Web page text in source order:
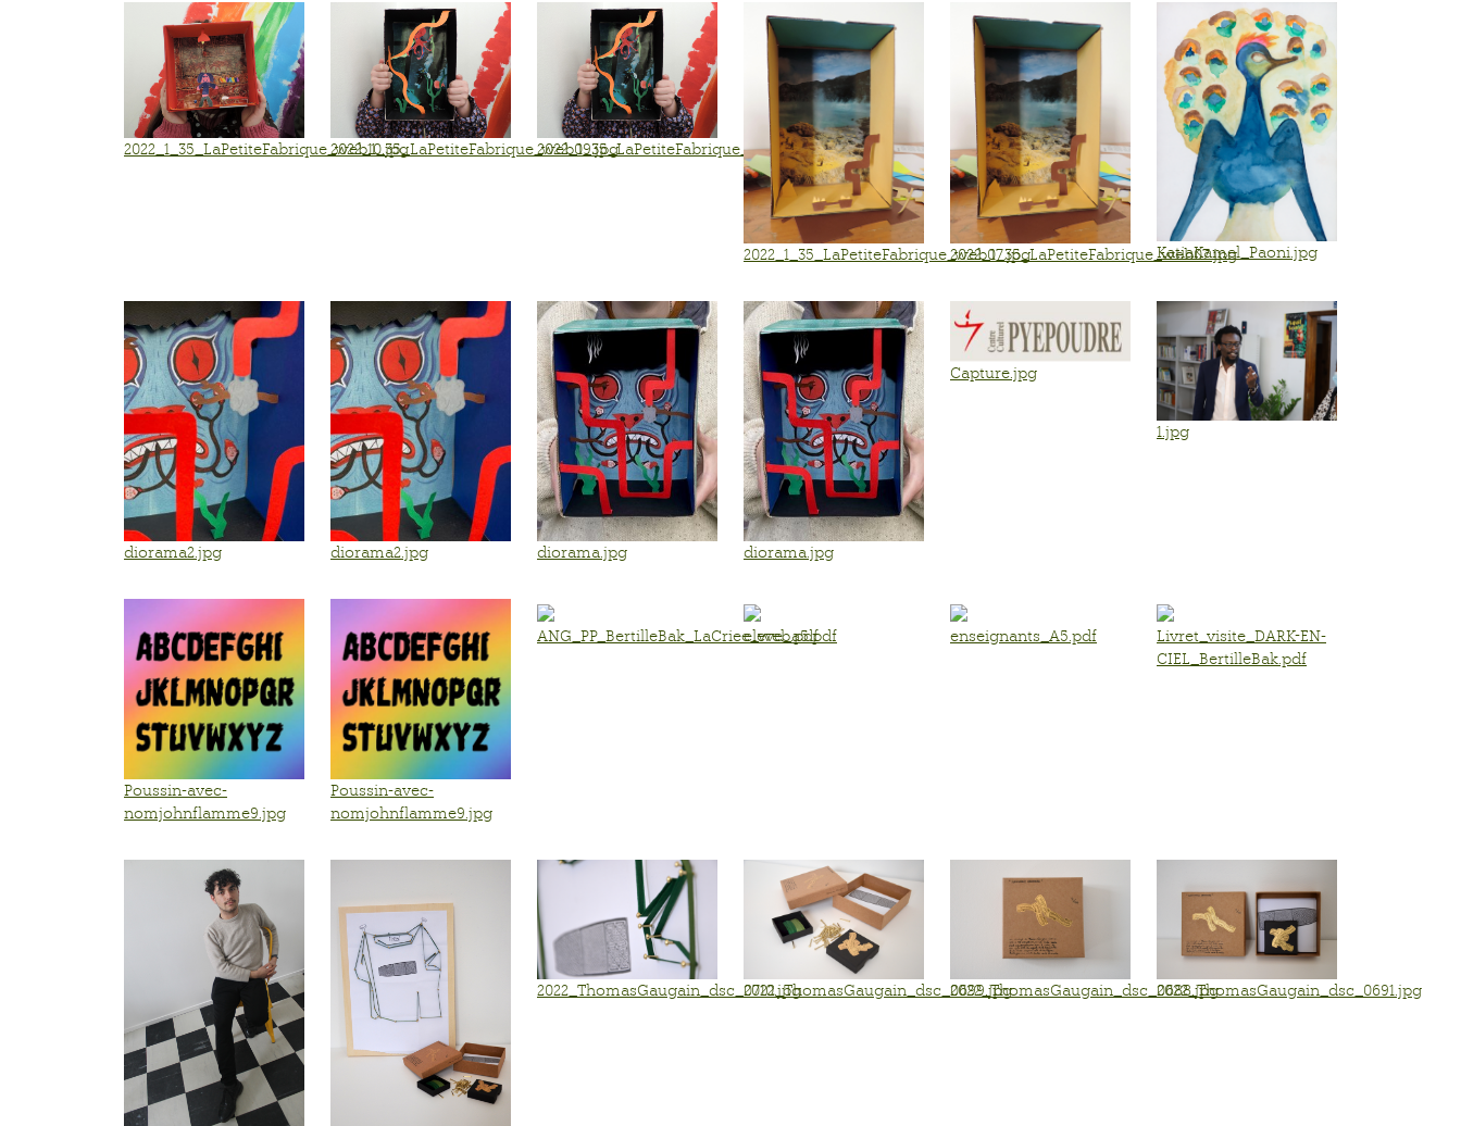
2022_1_35_LaPetiteFabrique_web10.jpg2022_1_35_LaPetiteFabrique_web09.jpg2022_1_35_LaPetiteFabrique_web09.jpg
2022_1_35_LaPetiteFabrique_web07.jpg2022_1_35_LaPetiteFabrique_web07.jpgKatiaKamel_Paoni.jpg
diorama2.jpg diorama2.jpg diorama.jpg diorama.jpg
Capture.jpg
1.jpg
Poussin-avec-
nomjohnflamme9.jpg
Poussin-avec-
nomjohnflamme9.jpg
ANG_PP_BertilleBak_LaCriee_web.pdf
eleve_a5.pdf enseignants_A5.pdf
Livret_visite_DARK-EN-
CIEL_BertilleBak.pdf
2022_ThomasGaugain_dsc_0710.jpg2022_ThomasGaugain_dsc_0699.jpg2022_ThomasGaugain_dsc_0688.jpg2022_ThomasGaugain_dsc_0691.jpg